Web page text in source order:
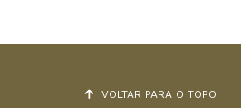
VOLTAR PARA O TOPO